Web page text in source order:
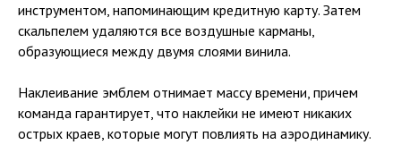
инструментом, напоминающим кредитную карту. Затем
скальпелем удаляются все воздушные карманы,
образующиеся между двумя слоями винила.
Наклеивание эмблем отнимает массу времени, причем
команда гарантирует, что наклейки не имеют никаких
острых краев, которые могут повлиять на аэродинамику.